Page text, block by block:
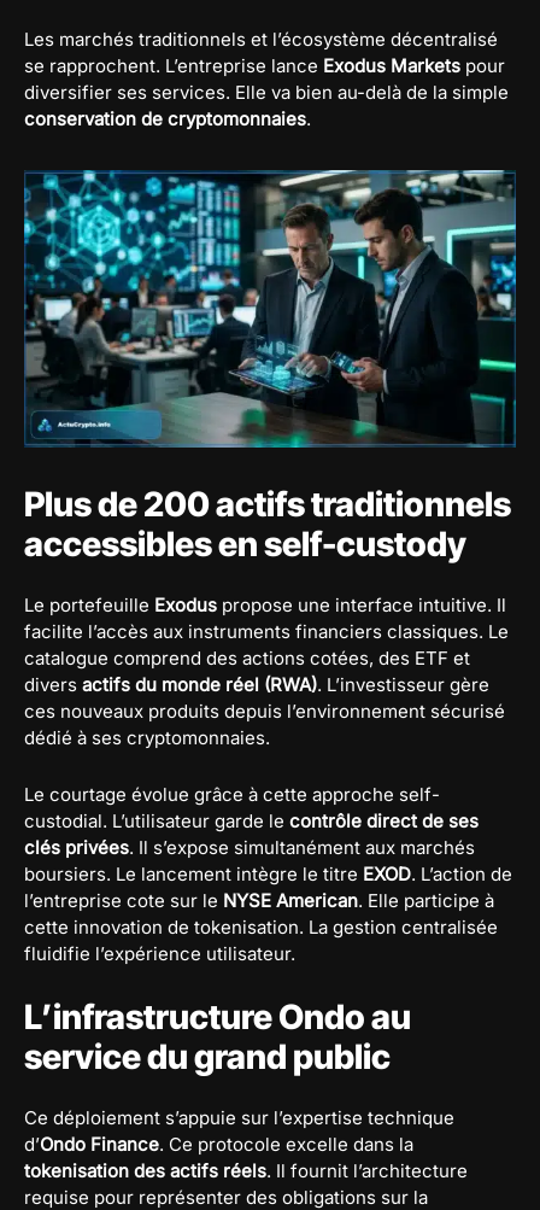
Les marchés traditionnels et l’écosystème décentralisé
se rapprochent. L’entreprise lance Exodus Markets pour
diversifier ses services. Elle va bien au-delà de la simple
conservation de cryptomonnaies.
Plus de 200 actifs traditionnels
accessibles en self-custody
Le portefeuille Exodus propose une interface intuitive. Il
facilite l’accès aux instruments financiers classiques. Le
catalogue comprend des actions cotées, des ETF et
divers actifs du monde réel (RWA). L’investisseur gère
ces nouveaux produits depuis l’environnement sécurisé
dédié à ses cryptomonnaies.
Le courtage évolue grâce à cette approche self-
custodial. L’utilisateur garde le contrôle direct de ses
clés privées. Il s’expose simultanément aux marchés
boursiers. Le lancement intègre le titre EXOD. L’action de
l’entreprise cote sur le NYSE American. Elle participe à
cette innovation de tokenisation. La gestion centralisée
fluidifie l’expérience utilisateur.
L’infrastructure Ondo au
service du grand public
Ce déploiement s’appuie sur l’expertise technique
d’Ondo Finance. Ce protocole excelle dans la
tokenisation des actifs réels. Il fournit l’architecture
requise pour représenter des obligations sur la